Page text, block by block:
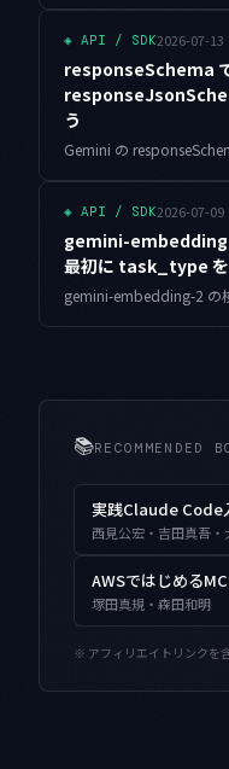
◈ API / SDK2026-07-13
responseSchema
う
◈ API / SDK2026-07-09
gemini-embedding-
最初に task_type を
📚RECOMMENDED
実践Claude Code
西見公宏・吉田真吾・
AWSではじめる
塚田真規・森田和明
※ アフィリエイトリンクを